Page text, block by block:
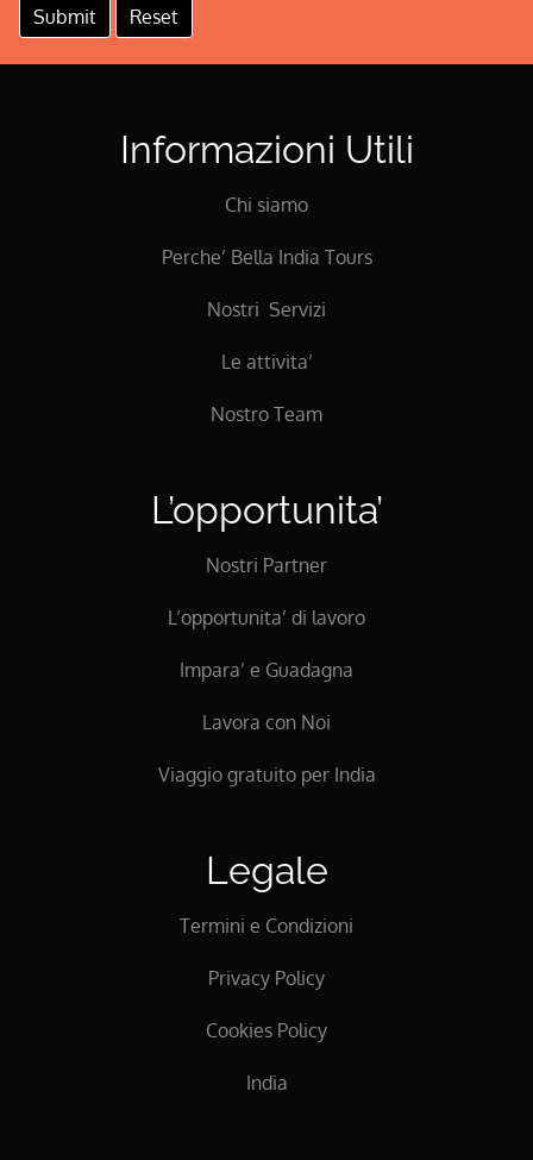
Informazioni Utili
Chi siamo
Perche’ Bella India Tours
Nostri Servizi
Le attivita’
Nostro Team
L’opportunita’
Nostri Partner
L’opportunita’ di lavoro
Impara’ e Guadagna
Lavora con Noi
Viaggio gratuito per India
Legale
Termini e Condizioni
Privacy Policy
Cookies Policy
India